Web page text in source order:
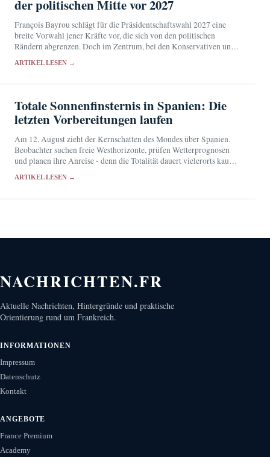
der politischen Mitte vor 2027
François Bayrou schlägt für die Präsidentschaftswahl 2027 eine
breite Vorwahl jener Kräfte vor, die sich von den politischen
Rändern abgrenzen. Doch im Zentrum, bei den Konservativen und
ARTIKEL LESEN →
Totale Sonnenfinsternis in Spanien: Die
letzten Vorbereitungen laufen
Am 12. August zieht der Kernschatten des Mondes über Spanien.
Beobachter suchen freie Westhorizonte, prüfen Wetterprognosen
und planen ihre Anreise - denn die Totalität dauert vielerorts kaum
ARTIKEL LESEN →
NACHRICHTEN.FR
Aktuelle Nachrichten, Hintergründe und praktische
Orientierung rund um Frankreich.
INFORMATIONEN
Impressum
Datenschutz
Kontakt
ANGEBOTE
France Premium
Academy